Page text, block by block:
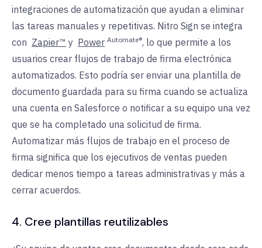
integraciones de automatización que ayudan a eliminar
las tareas manuales y repetitivas. Nitro Sign se integra
con Zapier™ y Power Automate®, lo que permite a los
usuarios crear flujos de trabajo de firma electrónica
automatizados. Esto podría ser enviar una plantilla de
documento guardada para su firma cuando se actualiza
una cuenta en Salesforce o notificar a su equipo una vez
que se ha completado una solicitud de firma.
Automatizar más flujos de trabajo en el proceso de
firma significa que los ejecutivos de ventas pueden
dedicar menos tiempo a tareas administrativas y más a
cerrar acuerdos.
4. Cree plantillas reutilizables